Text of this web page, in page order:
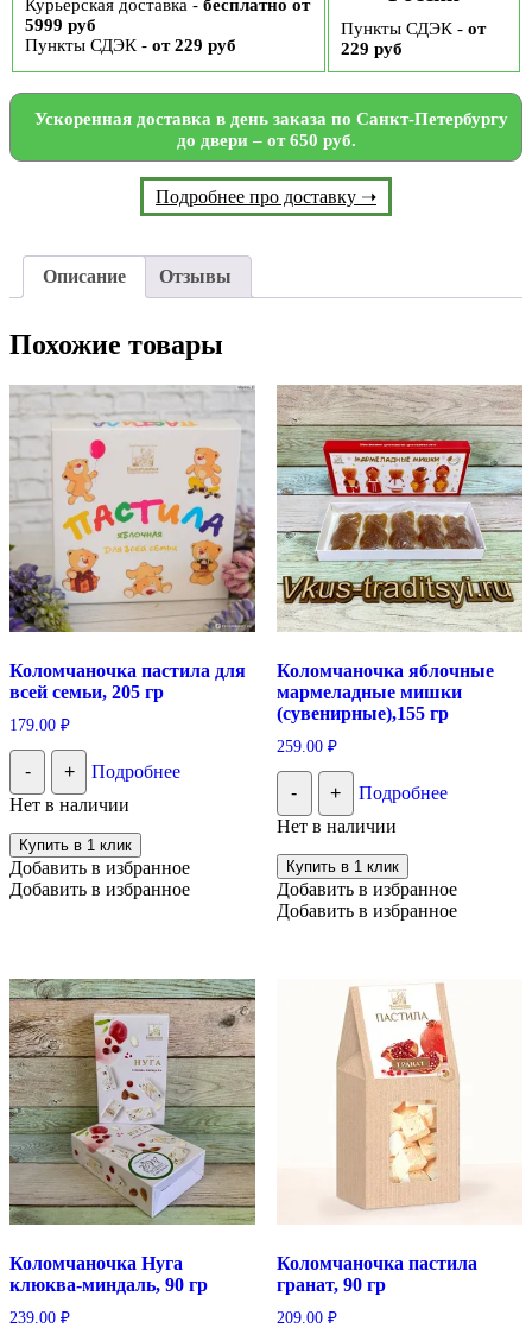
Курьерская доставка - бесплатно от
5999 руб
Пункты СДЭК - от 229 руб
Пункты СДЭК - от
229 руб
Ускоренная доставка в день заказа по Санкт-Петербургу
до двери – от 650 руб.
Подробнее про доставку ➝
Описание Отзывы
Похожие товары
Коломчаночка пастила для
всей семьи, 205 гр
179.00 ₽
- +
Подробнее
Нет в наличии
Купить в 1 клик
Добавить в избранное
Добавить в избранное
Коломчаночка яблочные
мармеладные мишки
(сувенирные),155 гр
259.00 ₽
- +
Подробнее
Нет в наличии
Купить в 1 клик
Добавить в избранное
Добавить в избранное
Коломчаночка Нуга
клюква-миндаль, 90 гр
239.00 ₽
Коломчаночка пастила
гранат, 90 гр
209.00 ₽